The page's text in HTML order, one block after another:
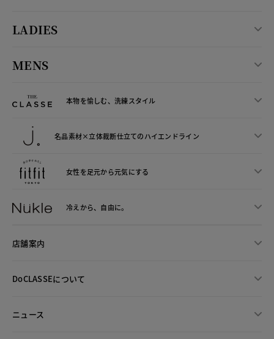
LADIES
MENS
本物を愉しむ、洗練スタイル
名品素材×立体裁断仕立てのハイエンドライン
女性を足元から元気にする
冷えから、 自由に。
店舗案内
DoCLASSEについて
ニュース